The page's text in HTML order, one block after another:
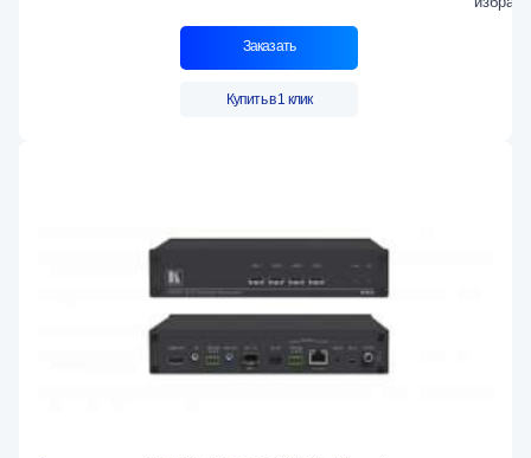
Заказать
Купить в 1 клик